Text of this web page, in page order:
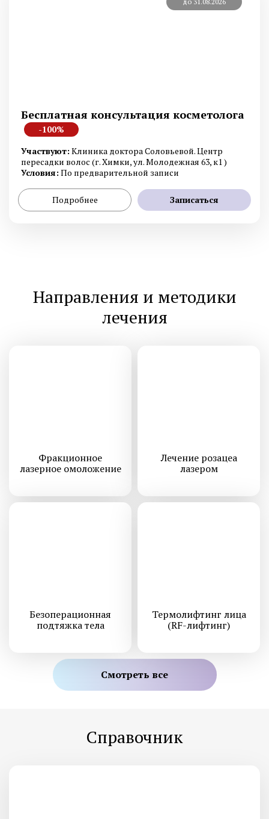
Бесплатная консультация косметолога
-100%
Участвуют: Клиника доктора Соловьевой. Центр
пересадки волос (г. Химки, ул. Молодежная 63, к1 )
Условия: По предварительной записи
Подробнее Записаться
Направления и методики
лечения
Фракционное
лазерное омоложение
Лечение розацеа
лазером
Безоперационная
подтяжка тела
Термолифтинг лица
(RF-лифтинг)
Смотреть все
Справочник